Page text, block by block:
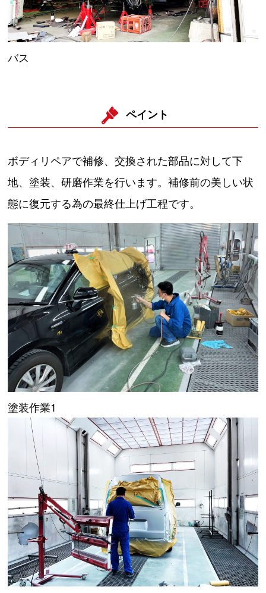
バス
ペイント
ボディリペアで補修、交換された部品に対して下
地、塗装、研磨作業を行います。補修前の美しい状
態に復元する為の最終仕上げ工程です。
塗装作業1